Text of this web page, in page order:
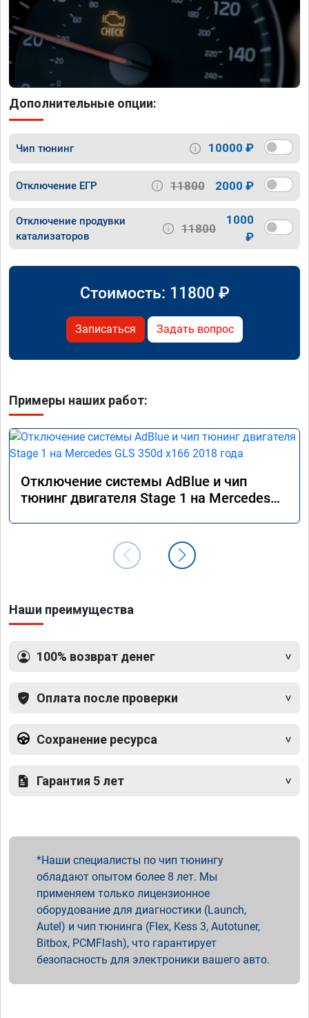
Дополнительные опции:
Чип тюнинг 10000 ₽
Отключение ЕГР 11800 2000 ₽
Отключение продувки
катализаторов
11800
1000
₽
Стоимость: 11800 ₽
Записаться Задать вопрос
Примеры наших работ:
Отключение системы AdBlue и чип
тюнинг двигателя Stage 1 на Mercedes
Наши преимущества
100% возврат денег
Оплата после проверки
Сохранение ресурса
Гарантия 5 лет
Наши специалисты по чип тюнингу
обладают опытом более 8 лет. Мы
применяем только лицензионное
оборудование для диагностики (Launch,
Autel) и чип тюнинга (Flex, Kess 3, Autotuner,
Bitbox, PCMFlash), что гарантирует
безопасность для электроники вашего авто.